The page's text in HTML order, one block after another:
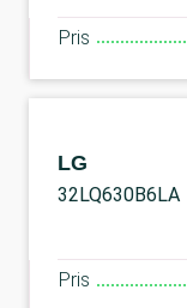
Pris
LG
32LQ630B6LA
Pris